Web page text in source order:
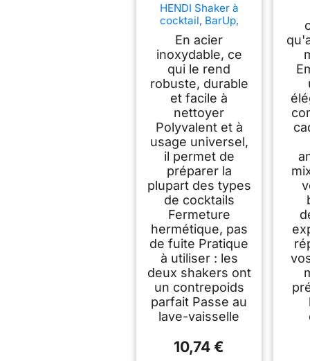
HENDI Shaker à
cocktail, BarUp,
shaker Boston Tin-
on-Tin, utilisation
universelle, 2
shakers lestés :
600ml,
ø90x(H)140mm et
800ml,
ø92x(H)174mm,
lavable au lave-
vaisselle, acier
inoxydable
En acier
inoxydable, ce
qui le rend
robuste, durable
et facile à
nettoyer
Polyvalent et à
usage universel,
il permet de
préparer la
plupart des types
de cocktails
Fermeture
hermétique, pas
de fuite Pratique
à utiliser : les
deux shakers ont
un contrepoids
parfait Passe au
lave-vaisselle
10,74 €